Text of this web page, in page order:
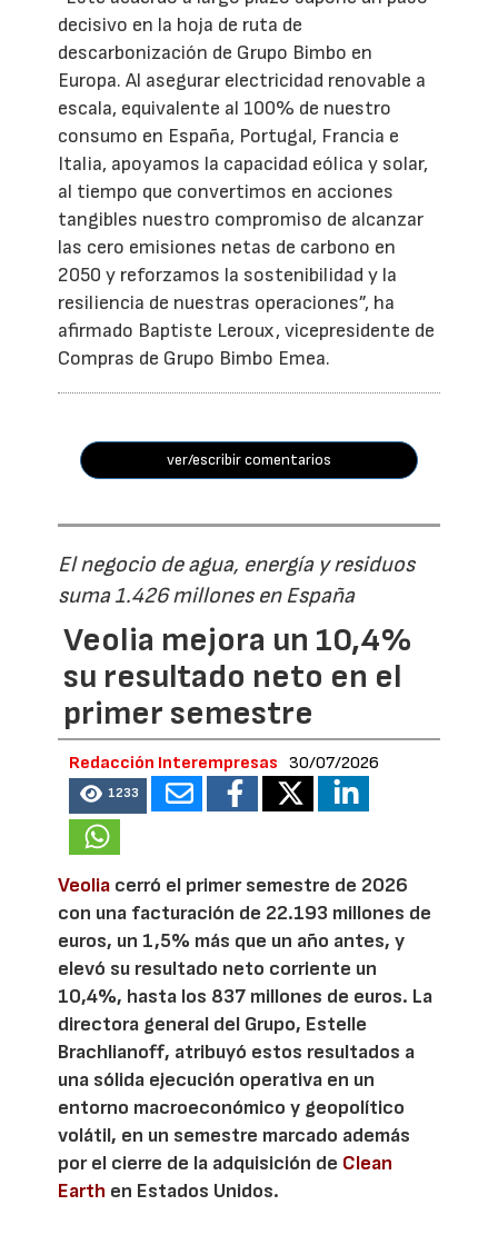
decisivo en la hoja de ruta de
descarbonización de Grupo Bimbo en
Europa. Al asegurar electricidad renovable a
escala, equivalente al 100% de nuestro
consumo en España, Portugal, Francia e
Italia, apoyamos la capacidad eólica y solar,
al tiempo que convertimos en acciones
tangibles nuestro compromiso de alcanzar
las cero emisiones netas de carbono en
2050 y reforzamos la sostenibilidad y la
resiliencia de nuestras operaciones”, ha
afirmado Baptiste Leroux, vicepresidente de
Compras de Grupo Bimbo Emea.
ver/escribir comentarios
El negocio de agua, energía y residuos
suma 1.426 millones en España
Veolia mejora un 10,4%
su resultado neto en el
primer semestre
Redacción Interempresas 30/07/2026
1233
Veolia cerró el primer semestre de 2026
con una facturación de 22.193 millones de
euros, un 1,5% más que un año antes, y
elevó su resultado neto corriente un
10,4%, hasta los 837 millones de euros. La
directora general del Grupo, Estelle
Brachlianoff, atribuyó estos resultados a
una sólida ejecución operativa en un
entorno macroeconómico y geopolítico
volátil, en un semestre marcado además
por el cierre de la adquisición de Clean
Earth en Estados Unidos.